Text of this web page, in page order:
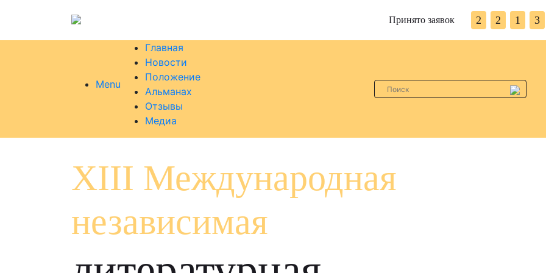
Принято заявок 2 2 1 3
Menu
Главная
Новости
Положение
Альманах
Отзывы
Медиа
XIII Международная
независимая